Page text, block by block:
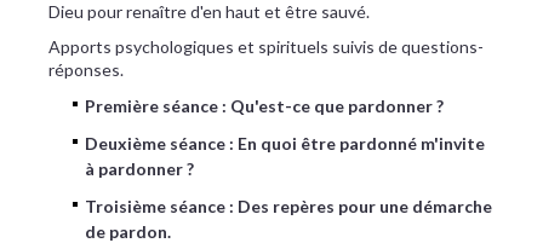
Dieu pour renaître d'en haut et être sauvé.
Apports psychologiques et spirituels suivis de questions-
réponses.
Première séance : Qu'est-ce que pardonner ?
Deuxième séance : En quoi être pardonné m'invite
à pardonner ?
Troisième séance : Des repères pour une démarche
de pardon.